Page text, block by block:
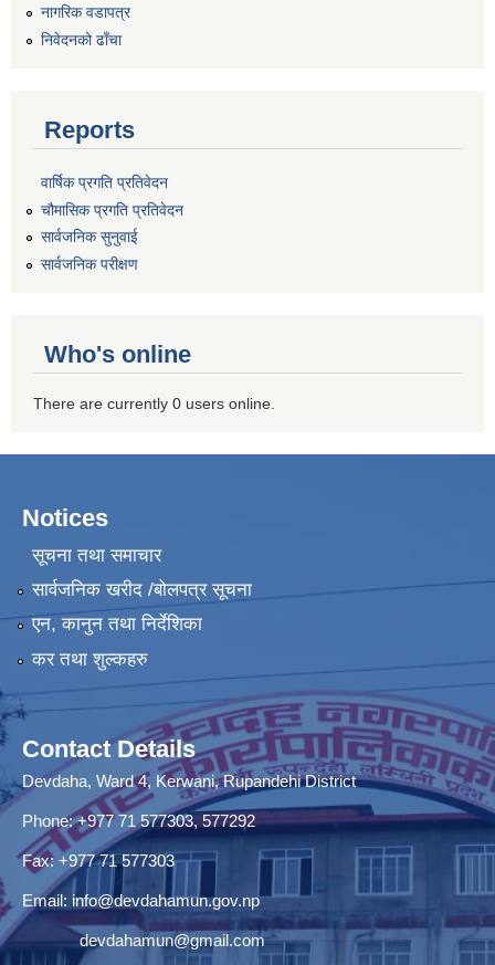
नागरिक वडापत्र
निवेदनको ढाँचा
Reports
वार्षिक प्रगति प्रतिवेदन
चौमासिक प्रगति प्रतिवेदन
सार्वजनिक सुनुवाई
सार्वजनिक परीक्षण
Who's online
There are currently 0 users online.
Notices
सूचना तथा समाचार
सार्वजनिक खरीद /बोलपत्र सूचना
एन, कानुन तथा निर्देशिका
कर तथा शुल्कहरु
Contact Details
Devdaha, Ward 4, Kerwani, Rupandehi District
Phone: +977 71 577303, 577292
Fax: +977 71 577303
Email: info@devdahamun.gov.np
devdahamun@gmail.com